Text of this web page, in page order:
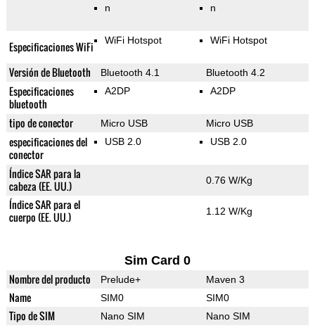
n n
Especificaciones WiFi WiFi Hotspot WiFi Hotspot
Versión de Bluetooth Bluetooth 4.1 Bluetooth 4.2
Especificaciones
bluetooth
A2DP A2DP
tipo de conector Micro USB Micro USB
especificaciones del
conector
USB 2.0 USB 2.0
Índice SAR para la
cabeza (EE. UU.)
0.76 W/Kg
Índice SAR para el
cuerpo (EE. UU.)
1.12 W/Kg
Sim Card 0
Nombre del producto Prelude+ Maven 3
Name SIM0 SIM0
Tipo de SIM Nano SIM Nano SIM